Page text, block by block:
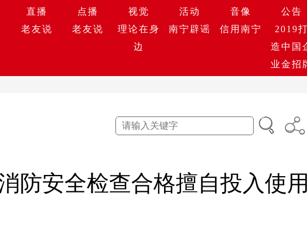
直播 点播 视觉 活动 音像
公告
老友说 老友说
理论在身
边
南宁辟谣 信用南宁
2019打
造中国
业金招
防安全检查合格擅自投入使